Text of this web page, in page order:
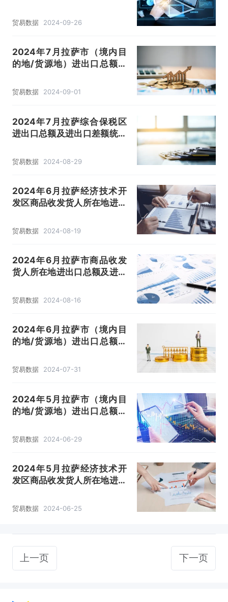
贸易数据 2024-09-26
2024年7月拉萨市（境内目
的地/货源地）进出口总额及
贸易数据 2024-09-01
2024年7月拉萨综合保税区
进出口总额及进出口差额统计
贸易数据 2024-08-29
2024年6月拉萨经济技术开
发区商品收发货人所在地进出
贸易数据 2024-08-19
2024年6月拉萨市商品收发
货人所在地进出口总额及进出
贸易数据 2024-08-16
2024年6月拉萨市（境内目
的地/货源地）进出口总额及
贸易数据 2024-07-31
2024年5月拉萨市（境内目
的地/货源地）进出口总额及
贸易数据 2024-06-29
2024年5月拉萨经济技术开
发区商品收发货人所在地进出
贸易数据 2024-06-25
上一页 下一页